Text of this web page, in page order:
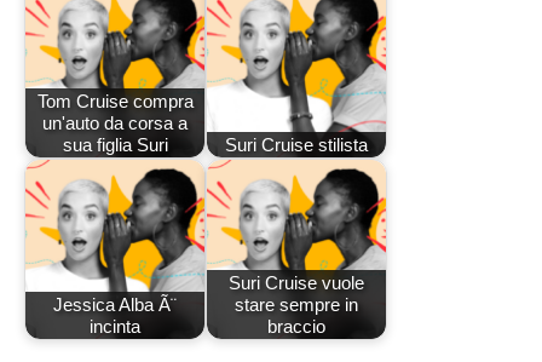
Tom Cruise compra
un'auto da corsa a
sua figlia Suri
Suri Cruise stilista
Jessica Alba Ã¨
incinta
Suri Cruise vuole
stare sempre in
braccio